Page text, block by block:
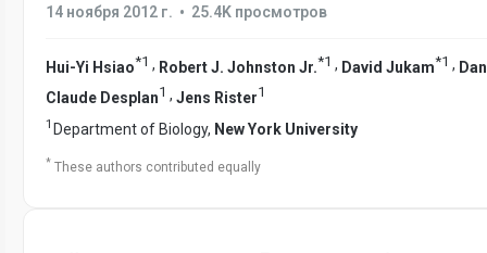
14 ноября 2012 г. • 25.4K просмотров
Hui-Yi Hsiao*1 , Robert J. Johnston Jr.*1 , David Jukam*1 ,
Claude Desplan1 , Jens Rister1
1 Department of Biology, New York University
* These authors contributed equally